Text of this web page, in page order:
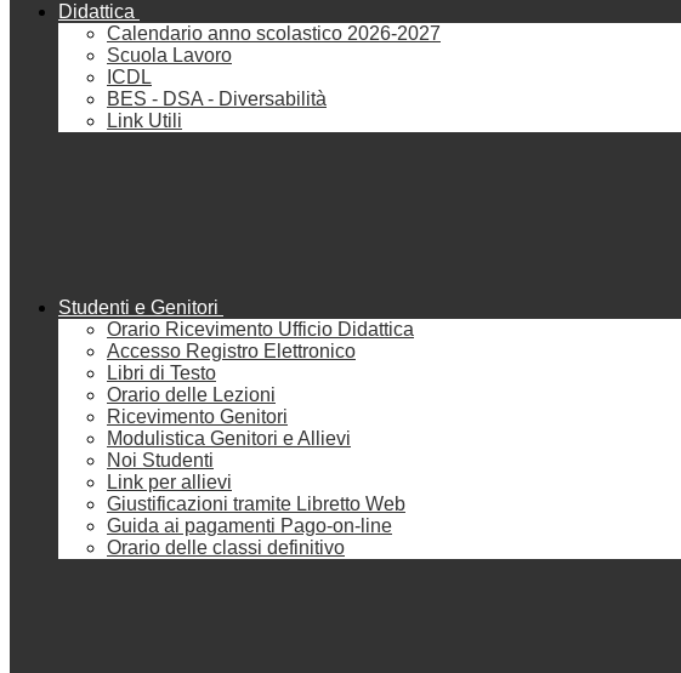
Didattica
Calendario anno scolastico 2026-2027
Scuola Lavoro
ICDL
BES - DSA - Diversabilità
Link Utili
Studenti e Genitori
Orario Ricevimento Ufficio Didattica
Accesso Registro Elettronico
Libri di Testo
Orario delle Lezioni
Ricevimento Genitori
Modulistica Genitori e Allievi
Noi Studenti
Link per allievi
Giustificazioni tramite Libretto Web
Guida ai pagamenti Pago-on-line
Orario delle classi definitivo